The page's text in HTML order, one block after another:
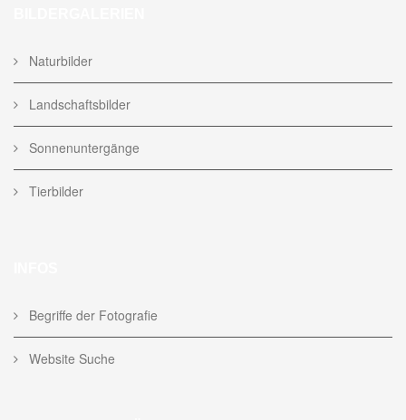
Naturbilder
Landschaftsbilder
Sonnenuntergänge
Tierbilder
Begriffe der Fotografie
Website Suche